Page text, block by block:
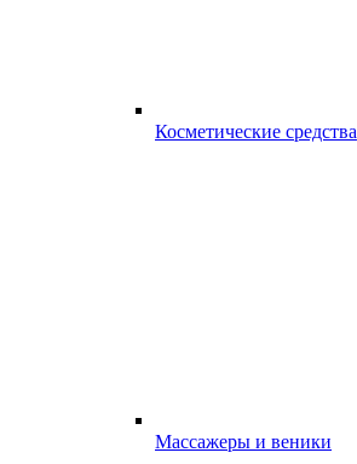
Косметические средства
Массажеры и веники